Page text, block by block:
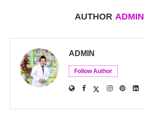
AUTHORADMIN
ADMIN
Follow Author